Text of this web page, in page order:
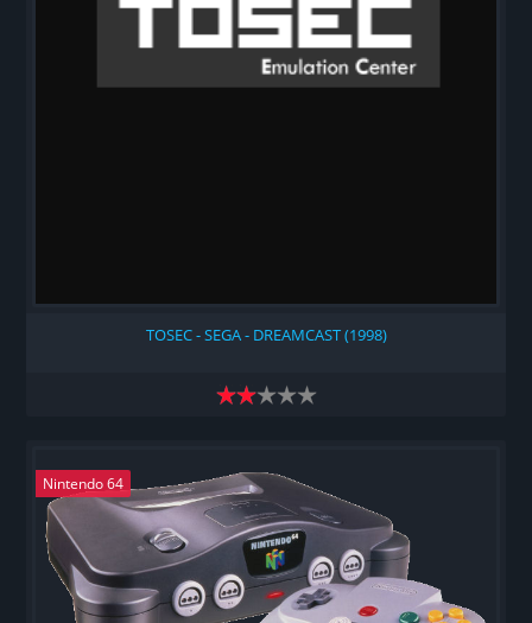
TOSEC - SEGA - DREAMCAST (1998)
Nintendo 64